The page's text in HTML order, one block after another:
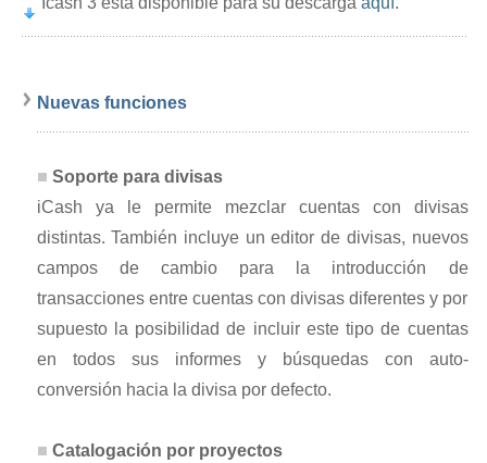
Nuevas funciones
Soporte para divisas
iCash ya le permite mezclar cuentas con divisas
distintas. También incluye un editor de divisas, nuevos
campos de cambio para la introducción de
transacciones entre cuentas con divisas diferentes y por
supuesto la posibilidad de incluir este tipo de cuentas
en todos sus informes y búsquedas con auto-
conversión hacia la divisa por defecto.
Catalogación por proyectos